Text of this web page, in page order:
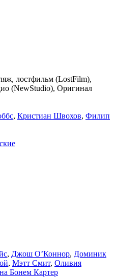
лостфильм (LostFilm),
(NewStudio), Оригинал
, Кристиан Швохов, Филип
, Джош О’Коннор, Доминик
, Мэтт Смит, Оливия
Бонем Картер